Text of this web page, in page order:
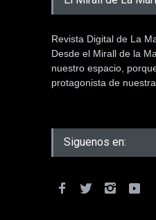
Revista Digital de La
Desde el Mirall de la
nuestro espacio,
protagonista de
Siguenos en: